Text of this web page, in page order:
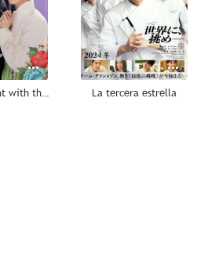
The First Night with the Duke La tercera estrella